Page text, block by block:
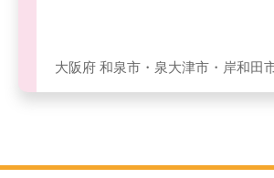
大阪府 和泉市・泉大津市・岸和田